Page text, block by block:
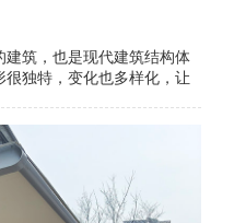
筑，也是现代建筑结构体
独特，变化也多样化，让